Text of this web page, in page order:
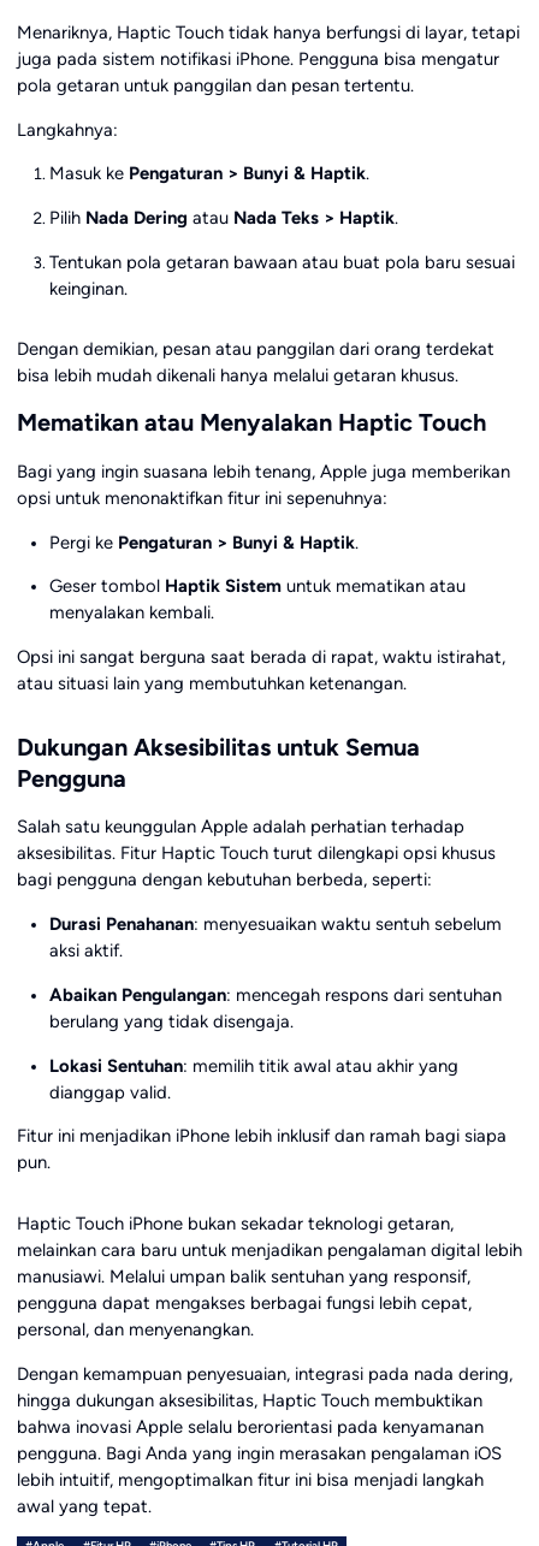
Menariknya, Haptic Touch tidak hanya berfungsi di layar, tetapi
juga pada sistem notifikasi iPhone. Pengguna bisa mengatur
pola getaran untuk panggilan dan pesan tertentu.
Langkahnya:
Masuk ke Pengaturan > Bunyi & Haptik.
Pilih Nada Dering atau Nada Teks > Haptik.
Tentukan pola getaran bawaan atau buat pola baru sesuai
keinginan.
Dengan demikian, pesan atau panggilan dari orang terdekat
bisa lebih mudah dikenali hanya melalui getaran khusus.
Mematikan atau Menyalakan Haptic Touch
Bagi yang ingin suasana lebih tenang, Apple juga memberikan
opsi untuk menonaktifkan fitur ini sepenuhnya:
Pergi ke Pengaturan > Bunyi & Haptik.
Geser tombol Haptik Sistemuntuk mematikan atau
menyalakan kembali.
Opsi ini sangat berguna saat berada di rapat, waktu istirahat,
atau situasi lain yang membutuhkan ketenangan.
Dukungan Aksesibilitas untuk Semua
Pengguna
Salah satu keunggulan Apple adalah perhatian terhadap
aksesibilitas. Fitur Haptic Touch turut dilengkapi opsi khusus
bagi pengguna dengan kebutuhan berbeda, seperti:
Durasi Penahanan: menyesuaikan waktu sentuh sebelum
aksi aktif.
Abaikan Pengulangan: mencegah respons dari sentuhan
berulang yang tidak disengaja.
Lokasi Sentuhan: memilih titik awal atau akhir yang
dianggap valid.
Fitur ini menjadikan iPhone lebih inklusif dan ramah bagi siapa
pun.
Haptic Touch iPhone bukan sekadar teknologi getaran,
melainkan cara baru untuk menjadikan pengalaman digital lebih
manusiawi. Melalui umpan balik sentuhan yang responsif,
pengguna dapat mengakses berbagai fungsi lebih cepat,
personal, dan menyenangkan.
Dengan kemampuan penyesuaian, integrasi pada nada dering,
hingga dukungan aksesibilitas, Haptic Touch membuktikan
bahwa inovasi Apple selalu berorientasi pada kenyamanan
pengguna. Bagi Anda yang ingin merasakan pengalaman iOS
lebih intuitif, mengoptimalkan fitur ini bisa menjadi langkah
awal yang tepat.